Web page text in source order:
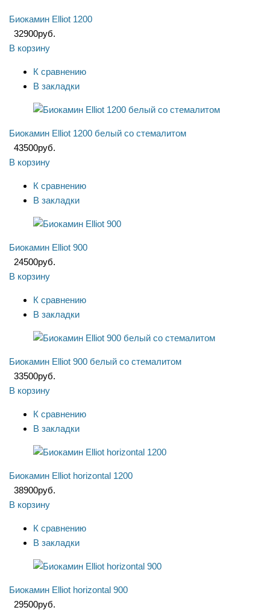
Биокамин Elliot 1200
32900руб.
В корзину
К сравнению
В закладки
Биокамин Elliot 1200 белый со стемалитом
43500руб.
В корзину
К сравнению
В закладки
Биокамин Elliot 900
24500руб.
В корзину
К сравнению
В закладки
Биокамин Elliot 900 белый со стемалитом
33500руб.
В корзину
К сравнению
В закладки
Биокамин Elliot horizontal 1200
38900руб.
В корзину
К сравнению
В закладки
Биокамин Elliot horizontal 900
29500руб.